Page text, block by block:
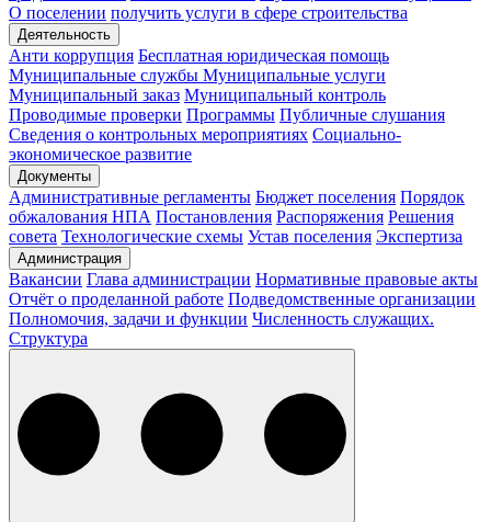
О поселении получить услуги в сфере строительства
Деятельность
Анти коррупция Бесплатная юридическая помощь
Муниципальные службы Муниципальные услуги
Муниципальный заказ Муниципальный контроль
Проводимые проверки Программы Публичные слушания
Сведения о контрольных мероприятиях Социально-
экономическое развитие
Документы
Административные регламенты Бюджет поселения Порядок
обжалования НПА Постановления Распоряжения Решения
совета Технологические схемы Устав поселения Экспертиза
Администрация
Вакансии Глава администрации Нормативные правовые акты
Отчёт о проделанной работе Подведомственные организации
Полномочия, задачи и функции Численность служащих.
Структура